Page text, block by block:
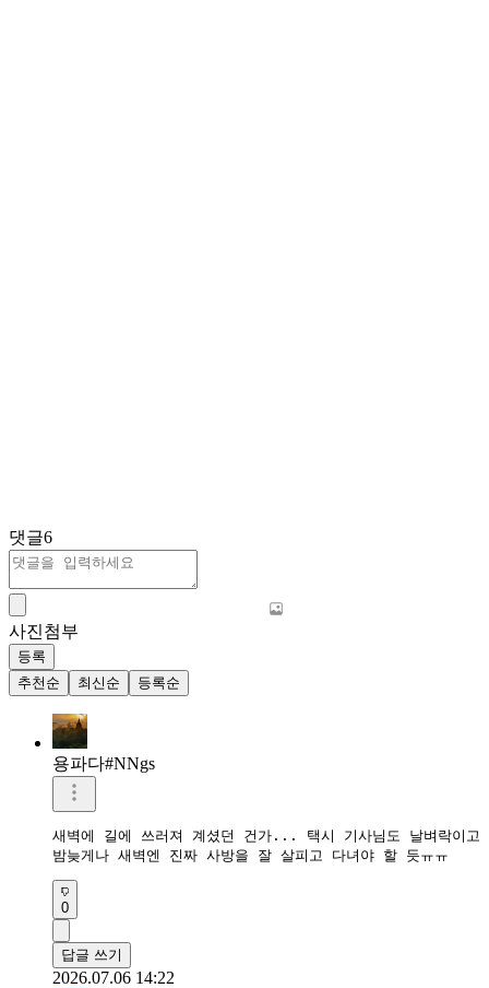
댓글6
사진첨부
등록
추천순
최신순 등록순
용파다#NNgs
새벽에 길에 쓰러져 계셨던 건가... 택시 기사님도 날벼락이고
밤늦게나 새벽엔 진짜 사방을 잘 살피고 다녀야 할 듯ㅠㅠ
0
답글 쓰기
2026.07.06 14:22